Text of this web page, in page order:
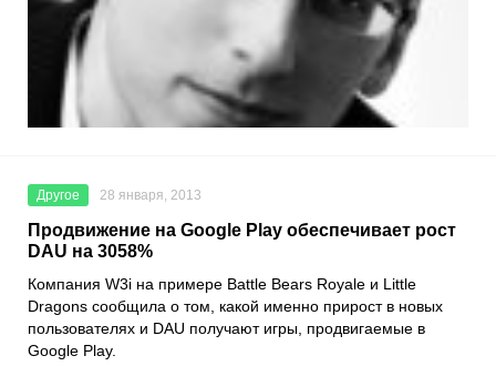
Другое 28 января, 2013
Продвижение на Google Play обеспечивает рост
DAU на 3058%
Компания W3i на примере Battle Bears Royale и Little
Dragons сообщила о том, какой именно прирост в новых
пользователях и DAU получают игры, продвигаемые в
Google Play.